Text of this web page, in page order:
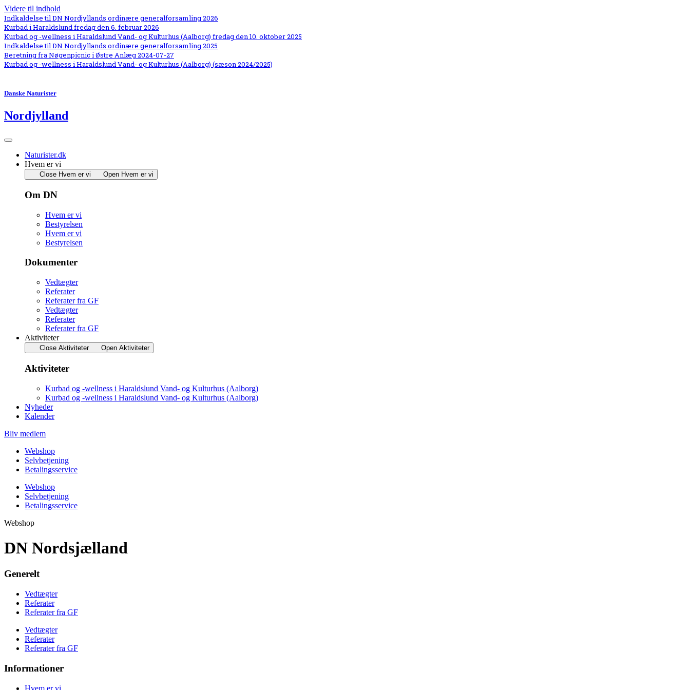
Videre til indhold
Indkaldelse til DN Nordjyllands ordinære generalforsamling 2026
Kurbad i Haraldslund fredag den 6. februar 2026
Kurbad og -wellness i Haraldslund Vand- og Kulturhus (Aalborg) fredag den 10. oktober 2025
Indkaldelse til DN Nordjyllands ordinære generalforsamling 2025
Beretning fra Nøgenpicnic i Østre Anlæg 2024-07-27
Kurbad og -wellness i Haraldslund Vand- og Kulturhus (Aalborg) (sæson 2024/2025)
Danske Naturister
Nordjylland
Naturister.dk
Hvem er vi
Close Hvem er vi Open Hvem er vi
Om DN
Hvem er vi
Bestyrelsen
Hvem er vi
Bestyrelsen
Dokumenter
Vedtægter
Referater
Referater fra GF
Vedtægter
Referater
Referater fra GF
Aktiviteter
Close Aktiviteter Open Aktiviteter
Aktiviteter
Kurbad og -wellness i Haraldslund Vand- og Kulturhus (Aalborg)
Kurbad og -wellness i Haraldslund Vand- og Kulturhus (Aalborg)
Nyheder
Kalender
Bliv medlem
Webshop
Selvbetjening
Betalingsservice
Webshop
Selvbetjening
Betalingsservice
Webshop
DN Nordsjælland
Generelt
Vedtægter
Referater
Referater fra GF
Vedtægter
Referater
Referater fra GF
Informationer
Hvem er vi